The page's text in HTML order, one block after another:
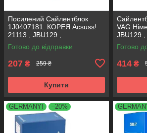
Посилений Сайлентблок
1J0407181. КОРЕЯ Acsuss!
21113 , JBU129 ,
VKDS331001
Готово до відправки
207 ₴ 259 ₴
Купити
VAG
JBU129 ,
Готово
414 ₴
GERMANY! –20%